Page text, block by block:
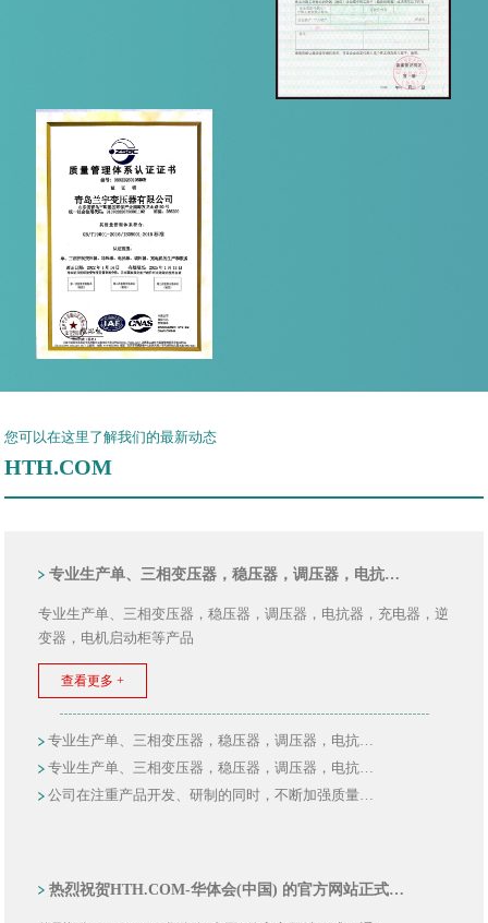
您可以在这里了解我们的最新动态
HTH.COM
专业生产单、三相变压器，稳压器，调压器，电抗…
专业生产单、三相变压器，稳压器，调压器，电抗器，充电器，逆
变器，电机启动柜等产品
查看更多 +
专业生产单、三相变压器，稳压器，调压器，电抗…
专业生产单、三相变压器，稳压器，调压器，电抗…
公司在注重产品开发、研制的同时，不断加强质量…
热烈祝贺HTH.COM-华体会(中国) 的官方网站正式…